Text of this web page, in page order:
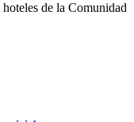
de la Comunidad